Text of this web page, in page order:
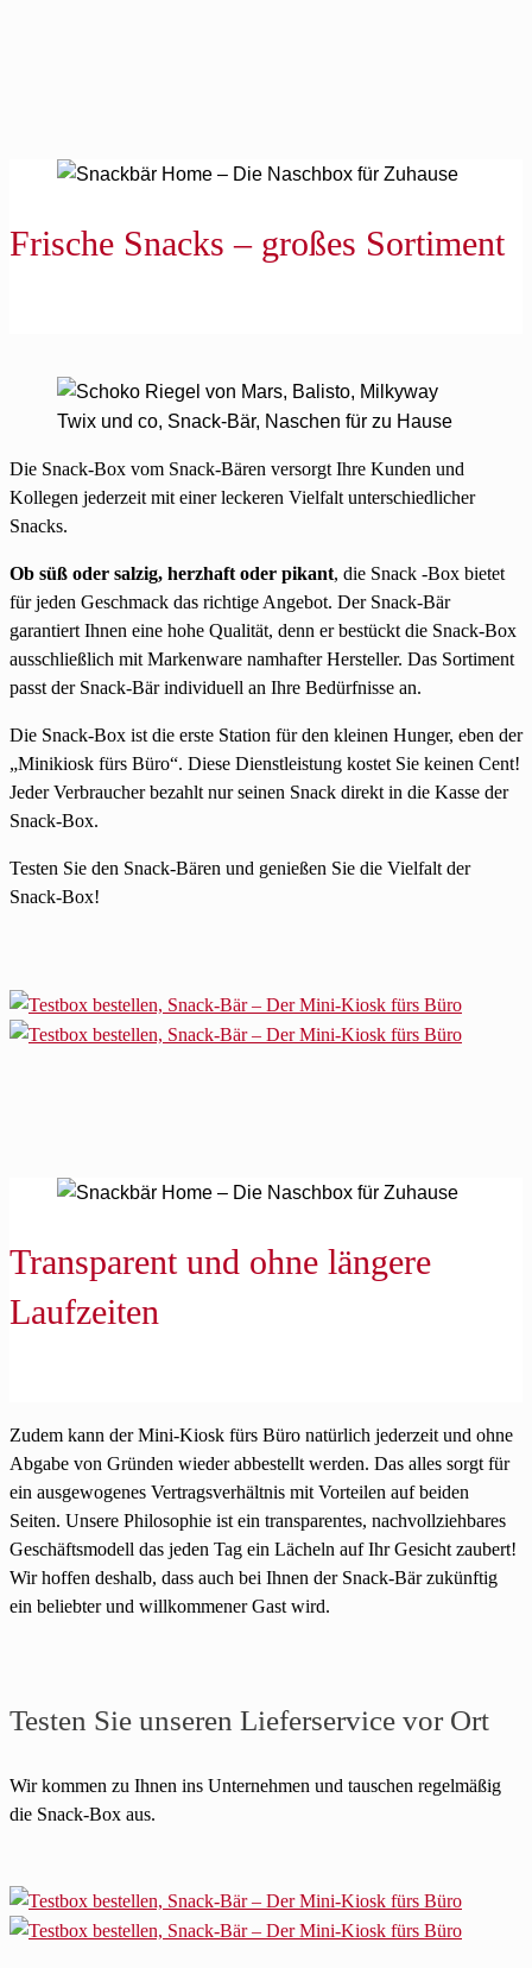
Frische Snacks – großes Sortiment
Die Snack-Box vom Snack-Bären versorgt Ihre Kunden und
Kollegen jederzeit mit einer leckeren Vielfalt unterschiedlicher
Snacks.
Ob süß oder salzig, herzhaft oder pikant, die Snack -Box bietet
für jeden Geschmack das richtige Angebot. Der Snack-Bär
garantiert Ihnen eine hohe Qualität, denn er bestückt die Snack-Box
ausschließlich mit Markenware namhafter Hersteller. Das Sortiment
passt der Snack-Bär individuell an Ihre Bedürfnisse an.
Die Snack-Box ist die erste Station für den kleinen Hunger, eben der
„Minikiosk fürs Büro“. Diese Dienstleistung kostet Sie keinen Cent!
Jeder Verbraucher bezahlt nur seinen Snack direkt in die Kasse der
Snack-Box.
Testen Sie den Snack-Bären und genießen Sie die Vielfalt der
Snack-Box!
Transparent und ohne längere
Laufzeiten
Zudem kann der Mini-Kiosk fürs Büro natürlich jederzeit und ohne
Abgabe von Gründen wieder abbestellt werden. Das alles sorgt für
ein ausgewogenes Vertragsverhältnis mit Vorteilen auf beiden
Seiten. Unsere Philosophie ist ein transparentes, nachvollziehbares
Geschäftsmodell das jeden Tag ein Lächeln auf Ihr Gesicht zaubert!
Wir hoffen deshalb, dass auch bei Ihnen der Snack-Bär zukünftig
ein beliebter und willkommener Gast wird.
Testen Sie unseren Lieferservice vor Ort
Wir kommen zu Ihnen ins Unternehmen und tauschen regelmäßig
die Snack-Box aus.